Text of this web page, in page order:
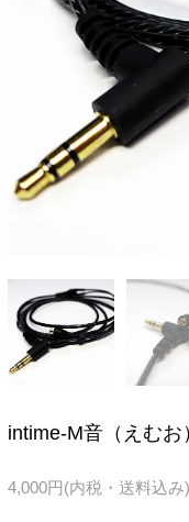
intime-M音（えむお
4,000円(内税・送料込み)